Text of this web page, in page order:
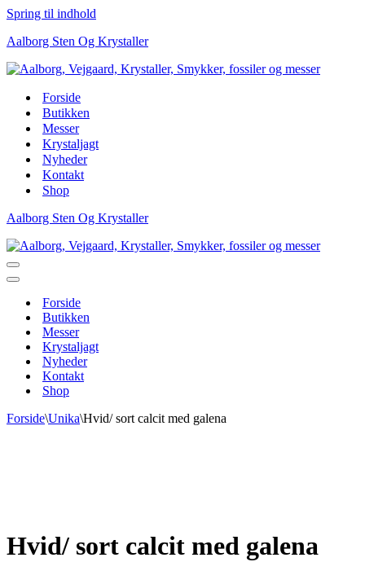
Spring til indhold
Aalborg Sten Og Krystaller
Forside
Butikken
Messer
Krystaljagt
Nyheder
Kontakt
Shop
Aalborg Sten Og Krystaller
Navigation
menu
Navigation
Forside
Butikken
Messer
Krystaljagt
Nyheder
Kontakt
Shop
Forside\Unika\Hvid/ sort calcit med galena
Hvid/ sort calcit med galena